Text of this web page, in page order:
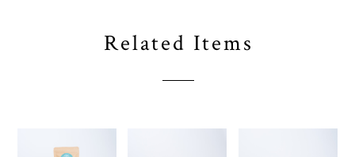
Related Items